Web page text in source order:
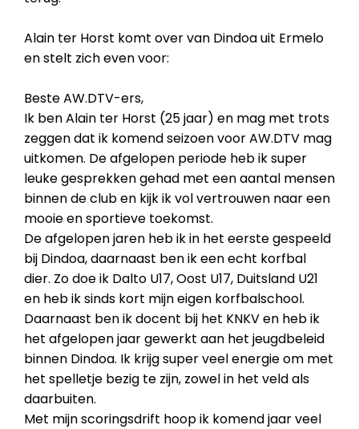
Alain ter Horst komt over van Dindoa uit Ermelo
en stelt zich even voor:
Beste AW.DTV-ers,
Ik ben Alain ter Horst (25 jaar) en mag met trots
zeggen dat ik komend seizoen voor AW.DTV mag
uitkomen. De afgelopen periode heb ik super
leuke gesprekken gehad met een aantal mensen
binnen de club en kijk ik vol vertrouwen naar een
mooie en sportieve toekomst.
De afgelopen jaren heb ik in het eerste gespeeld
bij Dindoa, daarnaast ben ik een echt korfbal
dier. Zo doe ik Dalto U17, Oost U17, Duitsland U21
en heb ik sinds kort mijn eigen korfbalschool.
Daarnaast ben ik docent bij het KNKV en heb ik
het afgelopen jaar gewerkt aan het jeugdbeleid
binnen Dindoa. Ik krijg super veel energie om met
het spelletje bezig te zijn, zowel in het veld als
daarbuiten.
Met mijn scoringsdrift hoop ik komend jaar veel